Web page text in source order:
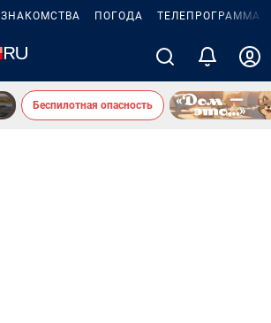
ЗНАКОМСТВА ПОГОДА ТЕЛЕПРОГРАММА
Беспилотная опасность